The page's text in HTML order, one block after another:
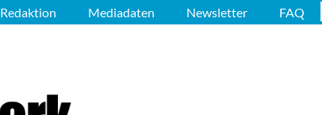
Redaktion Mediadaten Newsletter FAQ